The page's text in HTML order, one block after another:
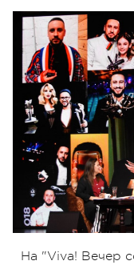
На "Viva! Вечер